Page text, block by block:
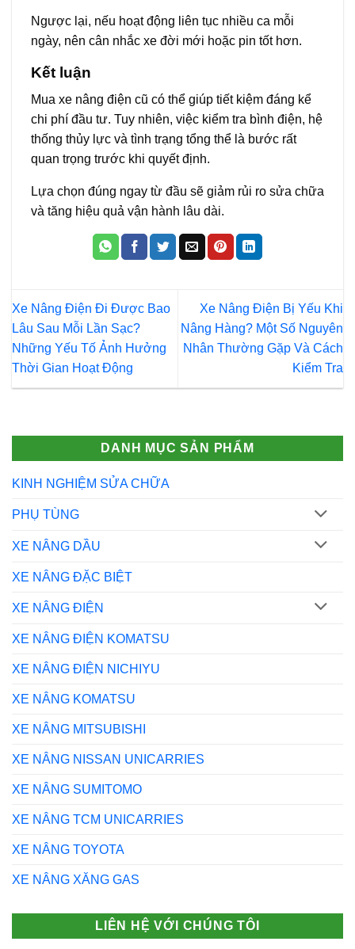
Ngược lại, nếu hoạt động liên tục nhiều ca mỗi
ngày, nên cân nhắc xe đời mới hoặc pin tốt hơn.
Kết luận
Mua xe nâng điện cũ có thể giúp tiết kiệm đáng kể
chi phí đầu tư. Tuy nhiên, việc kiểm tra bình điện, hệ
thống thủy lực và tình trạng tổng thể là bước rất
quan trọng trước khi quyết định.
Lựa chọn đúng ngay từ đầu sẽ giảm rủi ro sửa chữa
và tăng hiệu quả vận hành lâu dài.
Xe Nâng Điện Đi Được Bao
Lâu Sau Mỗi Lần Sạc?
Những Yếu Tố Ảnh Hưởng
Thời Gian Hoạt Động
Xe Nâng Điện Bị Yếu Khi
Nâng Hàng? Một Số Nguyên
Nhân Thường Gặp Và Cách
Kiểm Tra
DANH MỤC SẢN PHẨM
KINH NGHIỆM SỬA CHỮA
PHỤ TÙNG
XE NÂNG DẦU
XE NÂNG ĐẶC BIỆT
XE NÂNG ĐIỆN
XE NÂNG ĐIỆN KOMATSU
XE NÂNG ĐIỆN NICHIYU
XE NÂNG KOMATSU
XE NÂNG MITSUBISHI
XE NÂNG NISSAN UNICARRIES
XE NÂNG SUMITOMO
XE NÂNG TCM UNICARRIES
XE NÂNG TOYOTA
XE NÂNG XĂNG GAS
LIÊN HỆ VỚI CHÚNG TÔI